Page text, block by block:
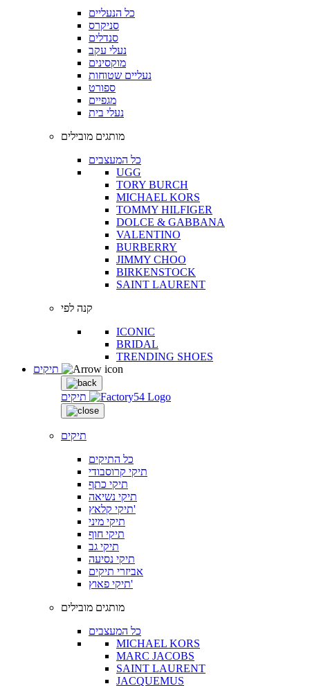
כל הנעליים
סניקרס
סנדלים
נעלי עקב
מוקסינים
נעליים שטוחות
ספורט
מגפיים
נעלי בית
מותגים מובילים
כל המעצבים
UGG
TORY BURCH
MICHAEL KORS
TOMMY HILFIGER
DOLCE & GABBANA
VALENTINO
BURBERRY
JIMMY CHOO
BIRKENSTOCK
SAINT LAURENT
קנה לפי
ICONIC
BRIDAL
TRENDING SHOES
תיקים
תיקים
כל התיקים
תיקי קרוסבודי
תיקי כתף
תיקי נשיאה
תיקי קלאץ'
תיקי מיני
תיקי חוף
תיקי גב
תיקי נסיעה
אביזרי תיקים
תיקי פאוץ'
מותגים מובילים
כל המעצבים
MICHAEL KORS
MARC JACOBS
SAINT LAURENT
JACQUEMUS